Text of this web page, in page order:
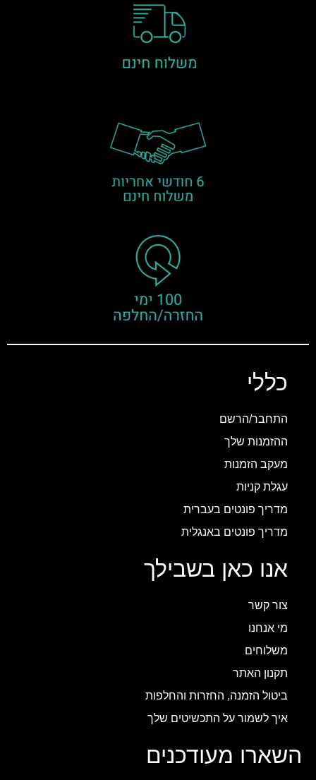
כללי
התחבר/הרשם
ההזמנות שלך
מעקב הזמנות
עגלת קניות
מדריך פונטים בעברית
מדריך פונטים באנגלית
אנו כאן בשבילך
צור קשר
מי אנחנו
משלוחים
תקנון האתר
ביטול הזמנה, החזרות והחלפות
איך לשמור על התכשיטים שלך
השארו מעודכנים